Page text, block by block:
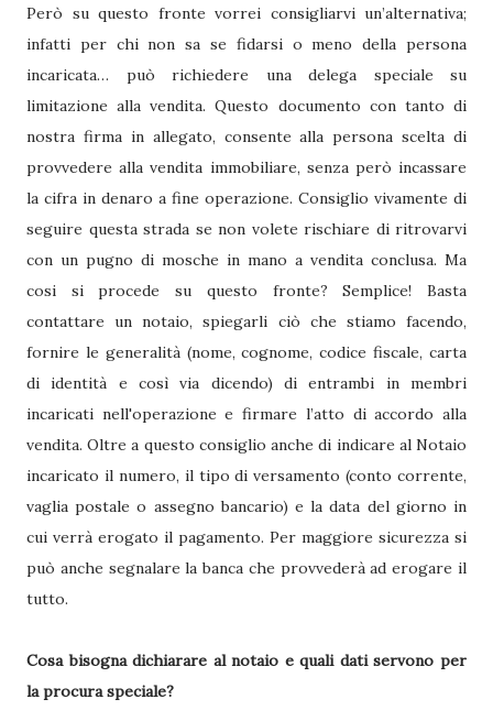
Però su questo fronte vorrei consigliarvi un’alternativa;
infatti per chi non sa se fidarsi o meno della persona
incaricata… può richiedere una delega speciale su
limitazione alla vendita. Questo documento con tanto di
nostra firma in allegato, consente alla persona scelta di
provvedere alla vendita immobiliare, senza però incassare
la cifra in denaro a fine operazione. Consiglio vivamente di
seguire questa strada se non volete rischiare di ritrovarvi
con un pugno di mosche in mano a vendita conclusa. Ma
cosi si procede su questo fronte? Semplice! Basta
contattare un notaio, spiegarli ciò che stiamo facendo,
fornire le generalità (nome, cognome, codice fiscale, carta
di identità e così via dicendo) di entrambi in membri
incaricati nell'operazione e firmare l’atto di accordo alla
vendita. Oltre a questo consiglio anche di indicare al Notaio
incaricato il numero, il tipo di versamento (conto corrente,
vaglia postale o assegno bancario) e la data del giorno in
cui verrà erogato il pagamento. Per maggiore sicurezza si
può anche segnalare la banca che provvederà ad erogare il
tutto.
Cosa bisogna dichiarare al notaio e quali dati servono per
la procura speciale?